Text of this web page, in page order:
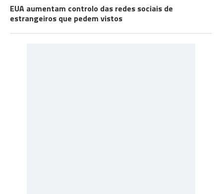
EUA aumentam controlo das redes sociais de
estrangeiros que pedem vistos